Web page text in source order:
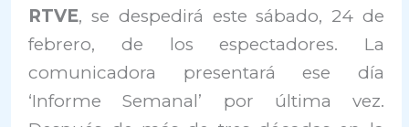
RTVE, se despedirá este sábado, 24 de
febrero, de los espectadores. La
comunicadora presentará ese día
‘Informe Semanal’ por última vez.